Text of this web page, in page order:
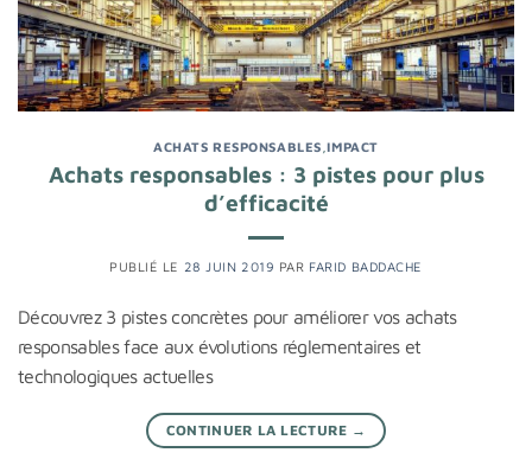
ACHATS RESPONSABLES ,IMPACT
Achats responsables : 3 pistes pour plus
d’efficacité
PUBLIÉ LE 28 JUIN 2019 PAR FARID BADDACHE
Découvrez 3 pistes concrètes pour améliorer vos achats
responsables face aux évolutions réglementaires et
technologiques actuelles
CONTINUER LA LECTURE →